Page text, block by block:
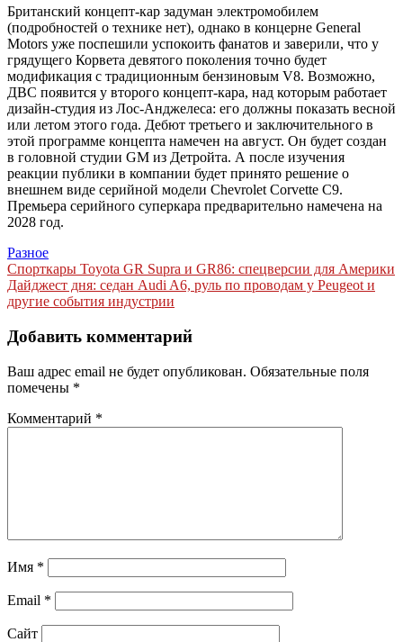
Британский концепт-кар задуман электромобилем
(подробностей о технике нет), однако в концерне General
Motors уже поспешили успокоить фанатов и заверили, что у
грядущего Корвета девятого поколения точно будет
модификация с традиционным бензиновым V8. Возможно,
ДВС появится у второго концепт-кара, над которым работает
дизайн-студия из Лос-Анджелеса: его должны показать весной
или летом этого года. Дебют третьего и заключительного в
этой программе концепта намечен на август. Он будет создан
в головной студии GM из Детройта. А после изучения
реакции публики в компании будет принято решение о
внешнем виде серийной модели Chevrolet Corvette C9.
Премьера серийного суперкара предварительно намечена на
2028 год.
Разное
Навигация
по
Спорткары Toyota GR Supra и GR86: спецверсии для Америки
Дайджест дня: седан Audi A6, руль по проводам у Peugeot и
другие события индустрии
Добавить комментарий
Ваш адрес email не будет опубликован. Обязательные поля
помечены *
Комментарий *
Имя *
Email *
Сайт